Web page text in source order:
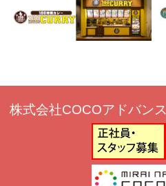
株式会社COCOアドバンス